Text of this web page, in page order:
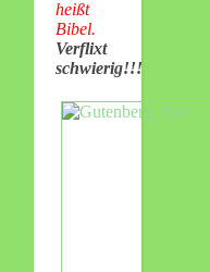
heißt
Bibel.
Verflixt
schwierig!!!